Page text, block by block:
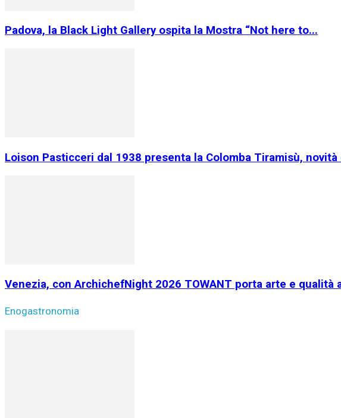
Padova, la Black Light Gallery ospita la Mostra “Not here to...
Loison Pasticceri dal 1938 presenta la Colomba Tiramisù, novità
Venezia, con ArchichefNight 2026 TOWANT porta arte e qualità
Enogastronomia